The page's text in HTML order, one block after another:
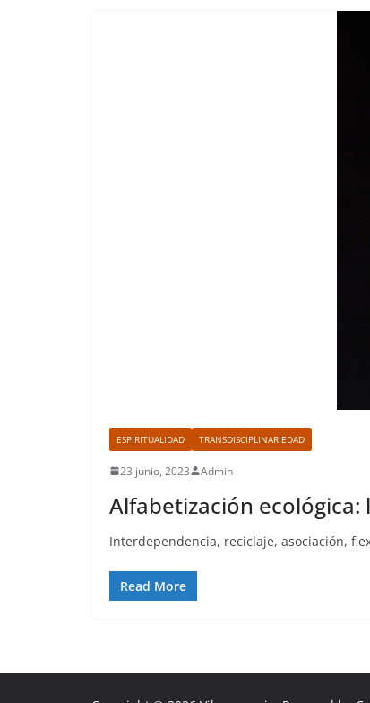
ESPIRITUALIDAD TRANSDISCIPLINARIEDAD
23 junio, 2023 Admin
Alfabetización ecológica:
Interdependencia, reciclaje, asociación,
Read More